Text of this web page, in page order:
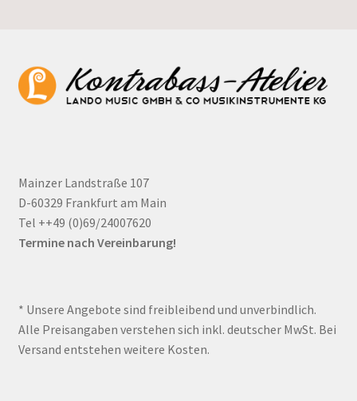
Mainzer Landstraße 107
D-60329 Frankfurt am Main
Tel ++49 (0)69/24007620
Termine nach Vereinbarung!
* Unsere Angebote sind freibleibend und unverbindlich.
Alle Preisangaben verstehen sich inkl. deutscher MwSt. Bei
Versand entstehen weitere Kosten.